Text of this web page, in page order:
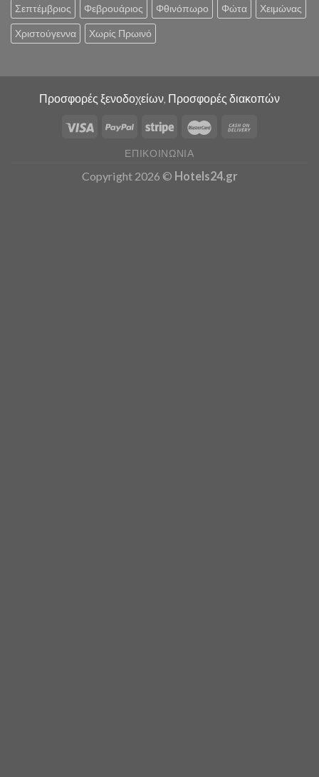
Σεπτέμβριος Φεβρουάριος Φθινόπωρο Φώτα Χειμώνας
Χριστούγεννα Χωρίς Πρωινό
Προσφορές ξενοδοχείων, Προσφορές διακοπών
ΕΠΙΚΟΙΝΩΝΊΑ
Copyright 2026 © Hotels24.gr